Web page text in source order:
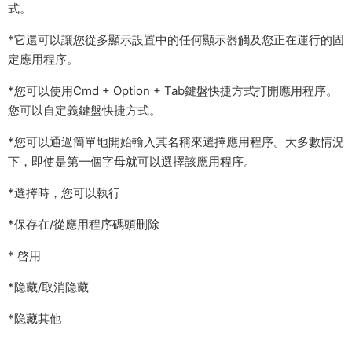
式。
*它還可以讓您從多顯示設置中的任何顯示器觸及您正在運行的固
定應用程序。
*您可以使用Cmd + Option + Tab鍵盤快捷方式打開應用程序。
您可以自定義鍵盤快捷方式。
*您可以通過簡單地開始輸入其名稱來選擇應用程序。大多數情況
下，即使是第一個字母就可以選擇該應用程序。
*選擇時，您可以執行
*保存在/從應用程序碼頭删除
* 啓用
*隐藏/取消隐藏
*隐藏其他